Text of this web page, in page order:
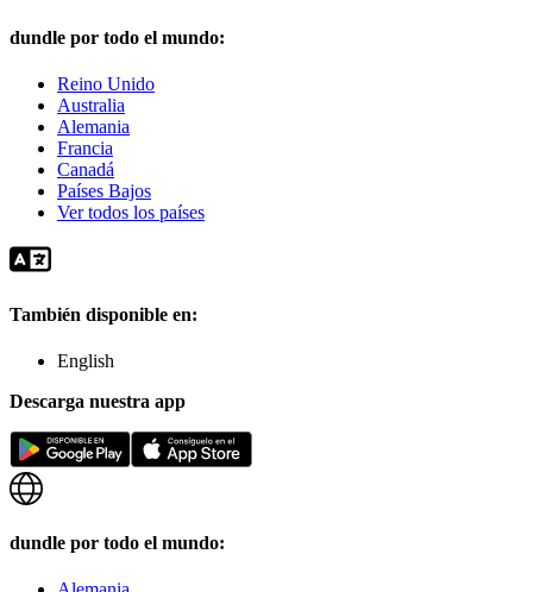
dundle por todo el mundo:
Reino Unido
Australia
Alemania
Francia
Canadá
Países Bajos
Ver todos los países
También disponible en:
English
Descarga nuestra app
dundle por todo el mundo: